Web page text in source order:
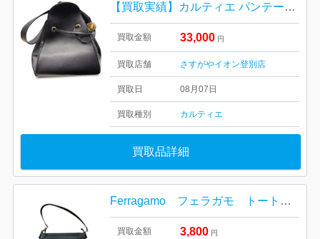
【買取実績】カルティエ パンテール ショルダーバッグをお買取りしました｜イオン登別店
買取金額 33,000 円
買取店舗 さすがやイオン登別店
買取日 08月07日
買取種別 カルティエ
買取品詳細
Ferragamo フェラガモ トートバック レザー ワンショルダーバッグ
買取金額 3,800 円